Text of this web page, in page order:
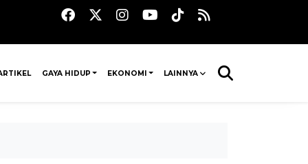
GAYA HIDUP EKONOMI LAINNYA